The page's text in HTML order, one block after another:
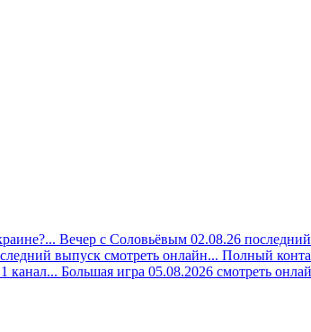
Вечер с Соловьёвым 02.08.26
выпуск смотреть онлайн... Полный
канал... Большая игра 05.08.2026 смотреть